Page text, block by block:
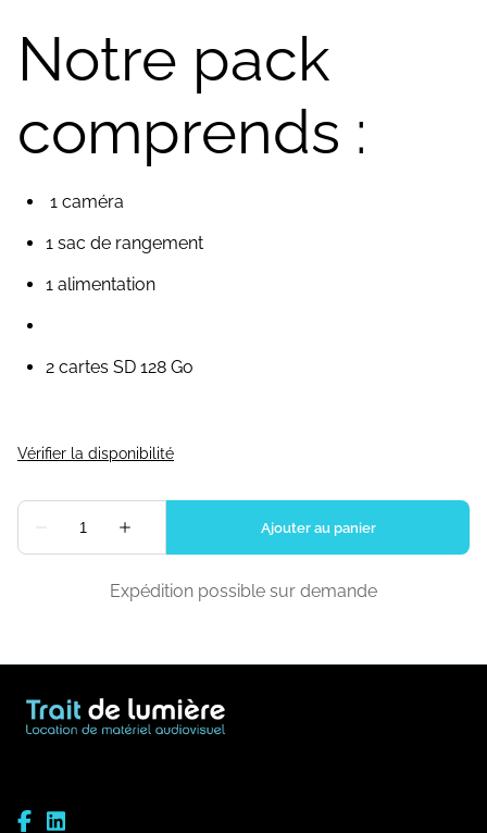
Notre pack
comprends :
1 caméra
1 sac de rangement
1 alimentation
2 cartes SD 128 Go
Expédition possible sur demande